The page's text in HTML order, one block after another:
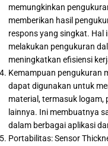
memungkinkan
memberikan hasil
respons yang singkat. Hal
melakukan pengukuran
meningkatkan efisiensi
Kemampuan pengukuran
dapat digunakan untuk
material, termasuk logam,
lainnya. Ini membuatnya
dalam berbagai aplikasi
Portabilitas: Sensor